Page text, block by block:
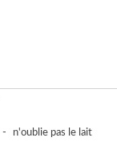
- n'oublie pas le lait